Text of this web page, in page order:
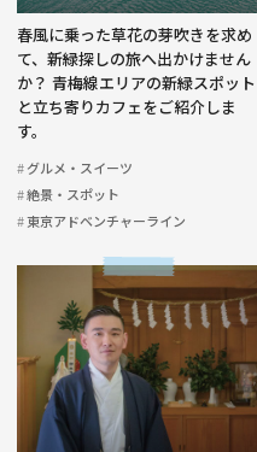
春風に乗った草花の芽吹きを求め
て、新緑探しの旅へ出かけません
か？ 青梅線エリアの新緑スポット
と立ち寄りカフェをご紹介しま
す。
グルメ・スイーツ
絶景・スポット
東京アドベンチャーライン